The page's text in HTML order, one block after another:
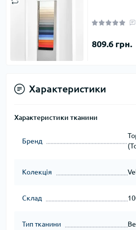
809.6 грн.
Характеристики
Характеристики тканини
Бренд
Колекція
Склад
Тип тканини